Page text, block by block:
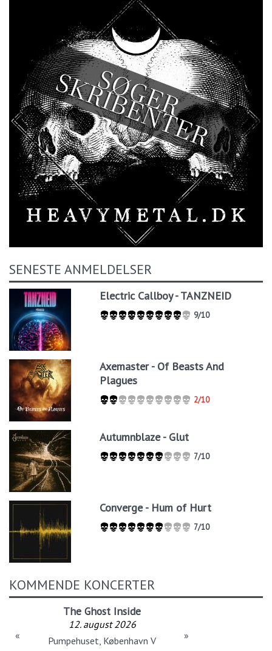
SENESTE ANMELDELSER
Electric Callboy - TANZNEID
9/10
Axemaster - Of Beasts And
Plagues
2/10
Autumnblaze - Glut
7/10
Converge - Hum of Hurt
7/10
KOMMENDE KONCERTER
The Ghost Inside
12. august 2026
Pumpehuset, København V
« »